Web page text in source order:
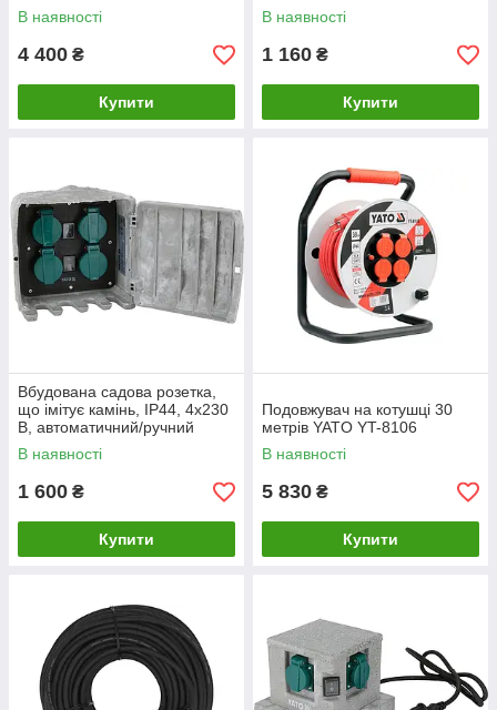
В наявності
4 400 ₴
Купити
В наявності
1 160 ₴
Купити
Вбудована садова розетка,
що імітує камінь, IP44, 4x230
В, автоматичний/ручний
режим YATO YT-81271
В наявності
1 600 ₴
Купити
Подовжувач на котушці 30
метрів YATO YT-8106
В наявності
5 830 ₴
Купити